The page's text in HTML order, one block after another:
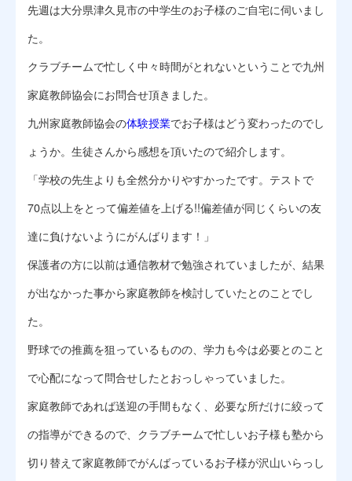
先週は大分県津久見市の中学生のお子様のご自宅に伺いまし
た。
クラブチームで忙しく中々時間がとれないということで九州
家庭教師協会にお問合せ頂きました。
九州家庭教師協会の体験授業でお子様はどう変わったのでし
ょうか。生徒さんから感想を頂いたので紹介します。
「学校の先生よりも全然分かりやすかったです。テストで
70点以上をとって偏差値を上げる!!偏差値が同じくらいの友
達に負けないようにがんばります！」
保護者の方に以前は通信教材で勉強されていましたが、結果
が出なかった事から家庭教師を検討していたとのことでし
た。
野球での推薦を狙っているものの、学力も今は必要とのこと
で心配になって問合せしたとおっしゃっていました。
家庭教師であれば送迎の手間もなく、必要な所だけに絞って
の指導ができるので、クラブチームで忙しいお子様も塾から
切り替えて家庭教師でがんばっているお子様が沢山いらっし